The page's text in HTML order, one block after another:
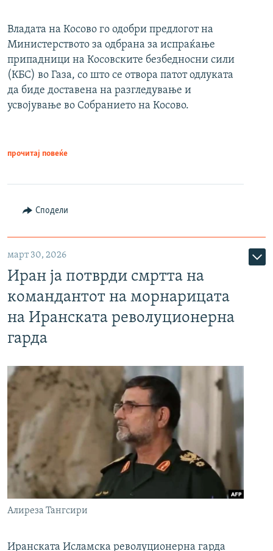
Владата на Косово го одобри предлогот на
Министерството за одбрана за испраќање
припадници на Косовските безбедносни сили
(КБС) во Газа, со што се отвора патот одлуката
да биде доставена на разгледување и
усвојување во Собранието на Косово.
прочитај повеќе
Сподели
март 30, 2026
Иран ја потврди смртта на
командантот на морнарицата
на Иранската револуционерна
гарда
Алиреза Тангсири
Иранската Исламска револуционерна гарда